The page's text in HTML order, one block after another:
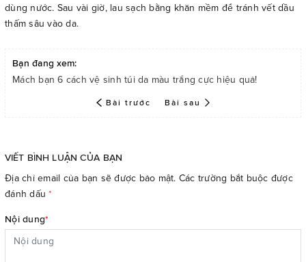
dùng nước. Sau vài giờ, lau sạch bằng khăn mềm để tránh vết dầu
thấm sâu vào da.
Bạn đang xem:
Mách bạn 6 cách vệ sinh túi da màu trắng cực hiệu quả!
Bài trước Bài sau
VIẾT BÌNH LUẬN CỦA BẠN
Địa chỉ email của bạn sẽ được bảo mật. Các trường bắt buộc được
đánh dấu*
Nội dung*